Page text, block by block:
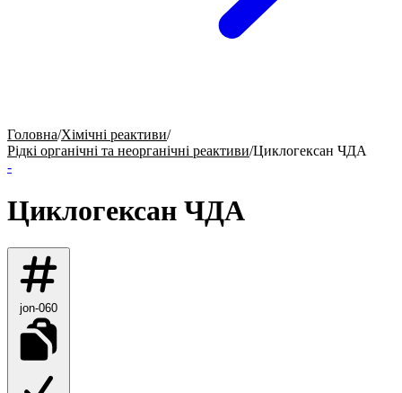
Головна/Хімічні реактиви/
Рідкі органічні та неорганічні реактиви/Циклогексан ЧДА
-
Циклогексан ЧДА
jon-060